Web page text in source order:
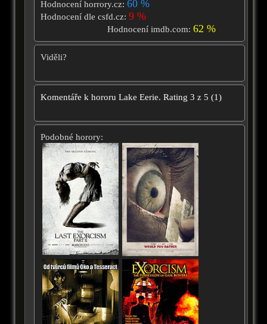
Hodnocení horrory.cz: 60 %
Hodnocení dle csfd.cz: 9 %
Hodnocení imdb.com:62 %
Viděli?
Komentáře k hororu Lake Eerie. Rating 3 z 5 (1)
Podobné horory: